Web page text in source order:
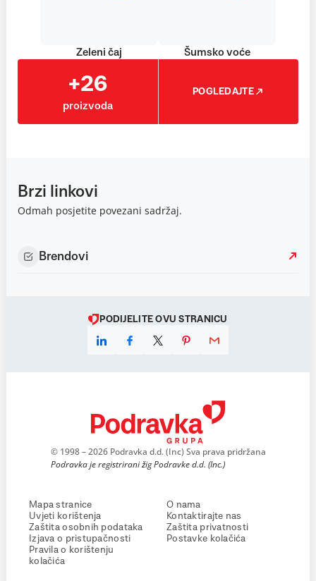
Zeleni čaj Šumsko voće
+26
proizvoda
POGLEDAJTE
Brzi linkovi
Odmah posjetite povezani sadržaj.
Brendovi
PODIJELITE OVU STRANICU
© 1998 – 2026 Podravka d.d. (Inc) Sva prava pridržana
Podravka je registrirani žig Podravke d.d. (Inc.)
Mapa stranice
Uvjeti korištenja
Zaštita osobnih podataka
Izjava o pristupačnosti
Pravila o korištenju
kolačića
O nama
Kontaktirajte nas
Zaštita privatnosti
Postavke kolačića